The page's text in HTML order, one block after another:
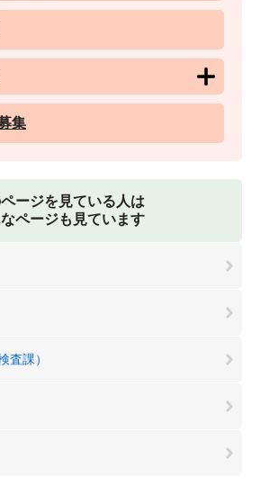
集
ージを見ている人は
ページも見ています
査課）